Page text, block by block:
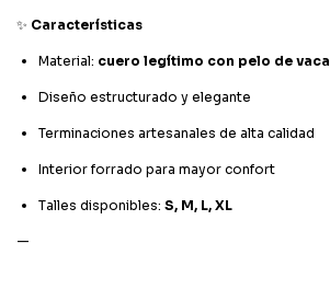
✨ Características
Material: cuero legítimo con pelo de vaca
Diseño estructurado y elegante
Terminaciones artesanales de alta calidad
Interior forrado para mayor confort
Talles disponibles: S, M, L, XL
—